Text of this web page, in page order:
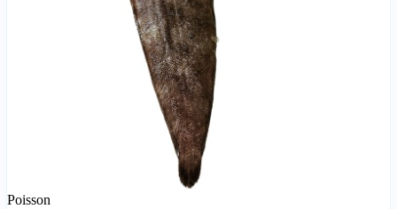
Poisson